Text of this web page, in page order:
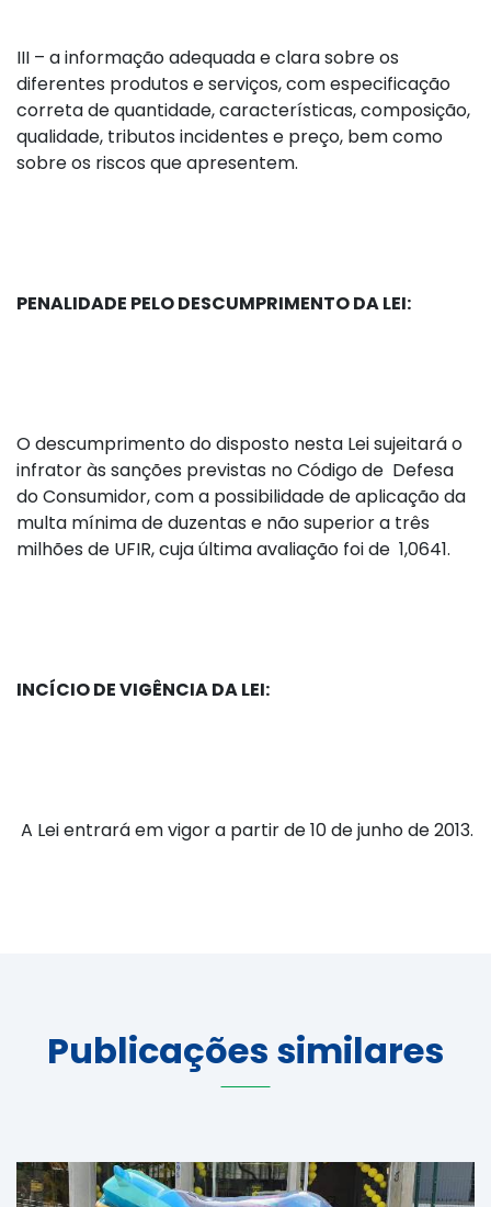
III – a informação adequada e clara sobre os
diferentes produtos e serviços, com especificação
correta de quantidade, características, composição,
qualidade, tributos incidentes e preço, bem como
sobre os riscos que apresentem.
PENALIDADE PELO DESCUMPRIMENTO DA LEI:
O descumprimento do disposto nesta Lei sujeitará o
infrator às sanções previstas no Código de Defesa
do Consumidor, com a possibilidade de aplicação da
multa mínima de duzentas e não superior a três
milhões de UFIR, cuja última avaliação foi de 1,0641.
INCÍCIO DE VIGÊNCIA DA LEI:
A Lei entrará em vigor a partir de 10 de junho de 2013.
Publicações similares